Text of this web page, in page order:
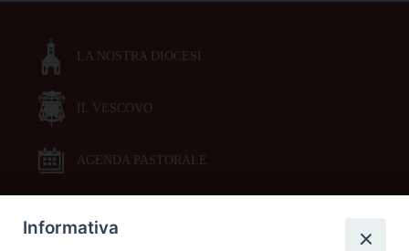
LA NOSTRA DIOCESI
IL VESCOVO
AGENDA PASTORALE
DOCUMENTI PASTORALI
Informativa